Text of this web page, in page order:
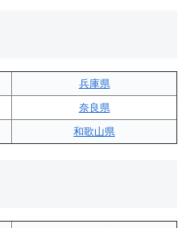
兵庫県
奈良県
和歌山県